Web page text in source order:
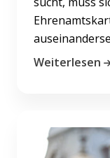
Weiterlesen